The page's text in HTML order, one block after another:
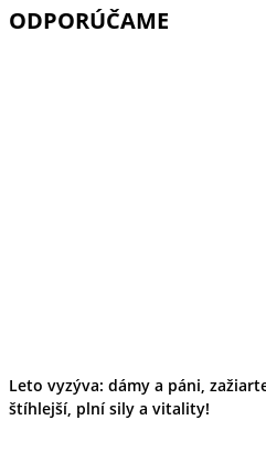
Podujatia
Výstava
ODPORÚČAME
Leto vyzýva: dámy a páni,
štíhlejší, plní sily a vitality!